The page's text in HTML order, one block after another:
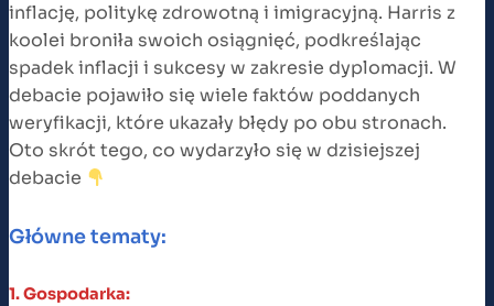
inflację, politykę zdrowotną i imigracyjną. Harris z
koolei broniła swoich osiągnięć, podkreślając
spadek inflacji i sukcesy w zakresie dyplomacji. W
debacie pojawiło się wiele faktów poddanych
weryfikacji, które ukazały błędy po obu stronach​.
Oto skrót tego, co wydarzyło się w dzisiejszej
debacie
Główne tematy:
1. Gospodarka: